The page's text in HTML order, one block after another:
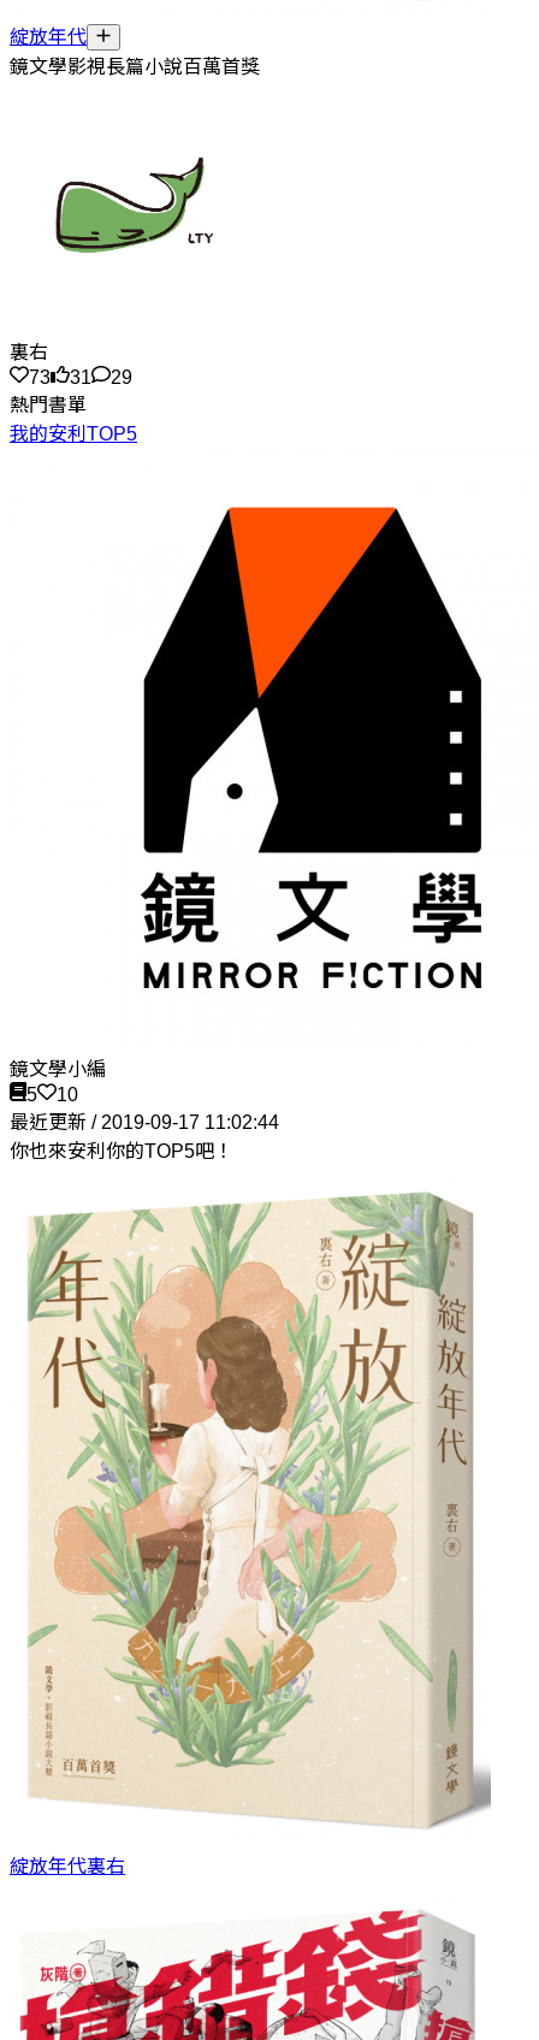
綻放年代
鏡文學影視長篇小說百萬首獎
裏右
73
31
29
熱門書單
我的安利TOP5
鏡文學小編
5
10
最近更新 / 2019-09-17 11:02:44
你也來安利你的TOP5吧！
綻放年代裏右